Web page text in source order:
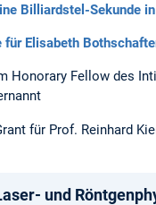
Billiardstel-Sekunde
Elisabeth
Honorary Fellow des
für Prof. Reinhard
und